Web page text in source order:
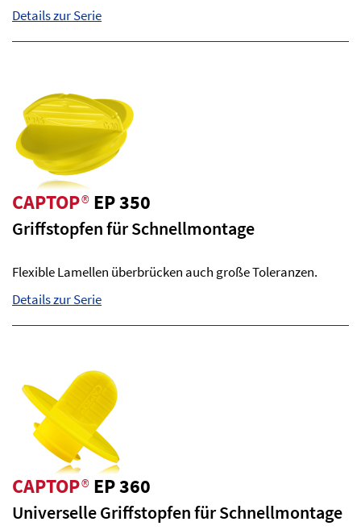
Details zur Serie
CAPTOP®EP 350
Griffstopfen für Schnellmontage
Flexible Lamellen überbrücken auch große Toleranzen.
Details zur Serie
CAPTOP®EP 360
Universelle Griffstopfen für Schnellmontage